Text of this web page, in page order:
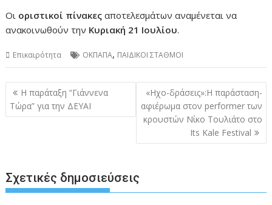
Οι οριστικοί πίνακες αποτελεσμάτων αναμένεται να
ανακοινωθούν την Κυριακή 21 Ιουλίου.
Επικαιρότητα ΟΚΠΑΠΑ, ΠΑΙΔΙΚΟΙ ΣΤΑΘΜΟΙ
Πλοήγηση
άρθρων
Η παράταξη “Γιάννενα
Τώρα” για την ΔΕΥΑΙ
«Ηχο-δράσεις»:Η παράσταση-
αφιέρωμα στον performer των
κρουστών Νίκο Τουλιάτο στο
Its Kale Festival
Σχετικές δημοσιεύσεις